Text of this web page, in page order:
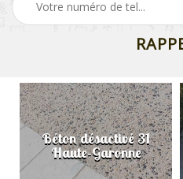
Béton désactivé 31
Haute-Garonne